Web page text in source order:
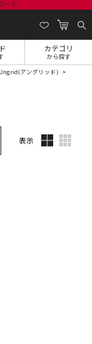
カテゴリ
から探す
Ungrid(アングリッド)
表示